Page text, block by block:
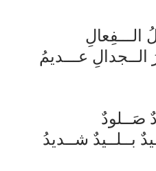
الـــفِعالِ
عـــديمُ
صَــلودٌ
شــديدُ